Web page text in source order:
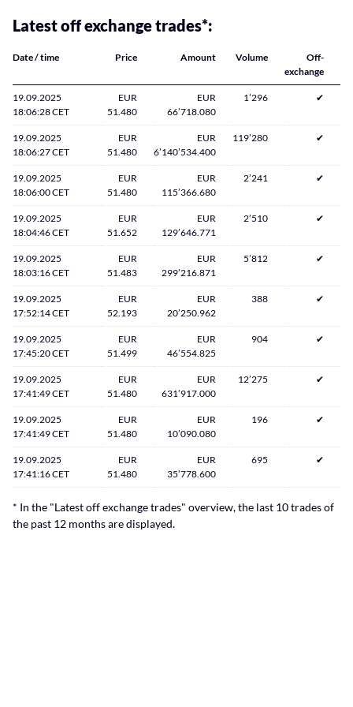
Latest off exchange trades*:
Date / time Price Amount Volume
Off-
exchange
19.09.2025
18:06:28 CET
EUR
51.480
EUR
66’718.080
1’296 ✔
19.09.2025
18:06:27 CET
EUR
51.480
EUR
6’140’534.400
119’280 ✔
19.09.2025
18:06:00 CET
EUR
51.480
EUR
115’366.680
2’241 ✔
19.09.2025
18:04:46 CET
EUR
51.652
EUR
129’646.771
2’510 ✔
19.09.2025
18:03:16 CET
EUR
51.483
EUR
299’216.871
5’812 ✔
19.09.2025
17:52:14 CET
EUR
52.193
EUR
20’250.962
388 ✔
19.09.2025
17:45:20 CET
EUR
51.499
EUR
46’554.825
904 ✔
19.09.2025
17:41:49 CET
EUR
51.480
EUR
631’917.000
12’275 ✔
19.09.2025
17:41:49 CET
EUR
51.480
EUR
10’090.080
196 ✔
19.09.2025
17:41:16 CET
EUR
51.480
EUR
35’778.600
695 ✔
* In the "Latest off exchange trades" overview, the last 10 trades of
the past 12 months are displayed.